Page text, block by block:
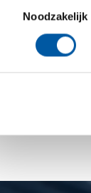
Noodzakelijk
Rvs
Rvs
Rvs